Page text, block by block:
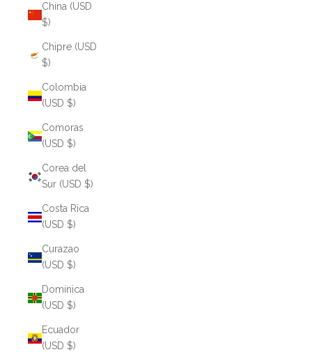
China (USD
$)
Chipre (USD
$)
Colombia
(USD $)
Comoras
(USD $)
Corea del
Sur (USD $)
Costa Rica
(USD $)
Curazao
(USD $)
Dominica
(USD $)
Ecuador
(USD $)